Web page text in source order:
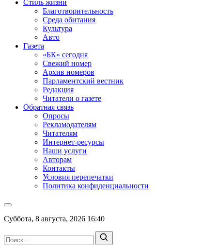
Стиль жизни
Благотворительность
Среда обитания
Культура
Авто
Газета
«БК» сегодня
Свежий номер
Архив номеров
Парламентский вестник
Редакция
Читатели о газете
Обратная связь
Опросы
Рекламодателям
Читателям
Интернет-ресурсы
Наши услуги
Авторам
Контакты
Условия перепечатки
Политика конфиденциальности
Суббота, 8 августа, 2026 16:40